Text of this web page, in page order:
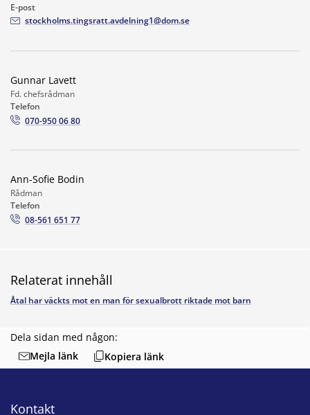
Dela sidan med någon:
Mejla länk
Kopiera länk
E-post
stockholms.tingsratt.avdelning1@dom.se
Gunnar Lavett
Fd. chefsrådman
Telefon
070-950 06 80
Ann-Sofie Bodin
Rådman
Telefon
08-561 651 77
Relaterat innehåll
Åtal har väckts mot en man för sexualbrott riktade mot barn
Kontakt